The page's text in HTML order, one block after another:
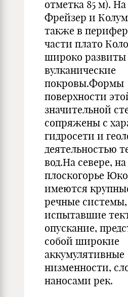
отметка 85 м).
Фрейзер и
также в
части плато
широко развиты
вулканические
покровы.Формы
поверхности
значительной
сопряжены с
гидросети и
деятельностью
вод.На севере, на
плоскогорье
имеются
речные системы,
испытавшие
опускание,
собой широкие
аккумулятивные
низменности,
наносами рек.